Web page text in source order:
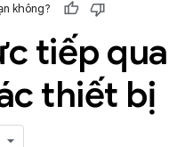
không?
tiếp qua
thiết bị